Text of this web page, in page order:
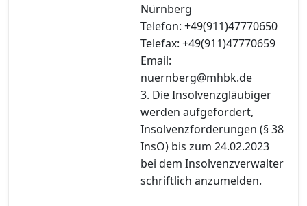
Nürnberg
Telefon: +49(911)47770650
Telefax: +49(911)47770659
Email:
nuernberg@mhbk.de
3. Die Insolvenzgläubiger
werden aufgefordert,
Insolvenzforderungen (§ 38
InsO) bis zum 24.02.2023
bei dem Insolvenzverwalter
schriftlich anzumelden.